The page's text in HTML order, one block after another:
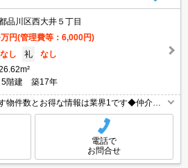
品川区西大井５丁目
万円(管理費等：6,000円)
なし 礼
なし
5階建 築17年
件数とお得な情報は業界1です◆仲介手
◆礼金敷金0物件多数有◆お電話ご連絡即
】迄！
電話で
お問合せ